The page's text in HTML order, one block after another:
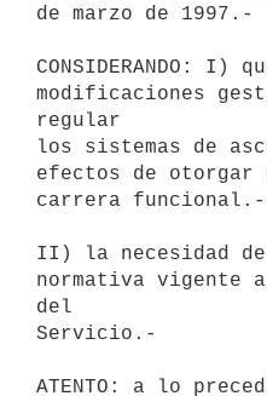
de marzo de 1997.-
CONSIDERANDO: I)
modificaciones
regular
los sistemas de
efectos de
carrera funcional.-
II) la necesidad
normativa vigente
del
Servicio.-
ATENTO: a lo